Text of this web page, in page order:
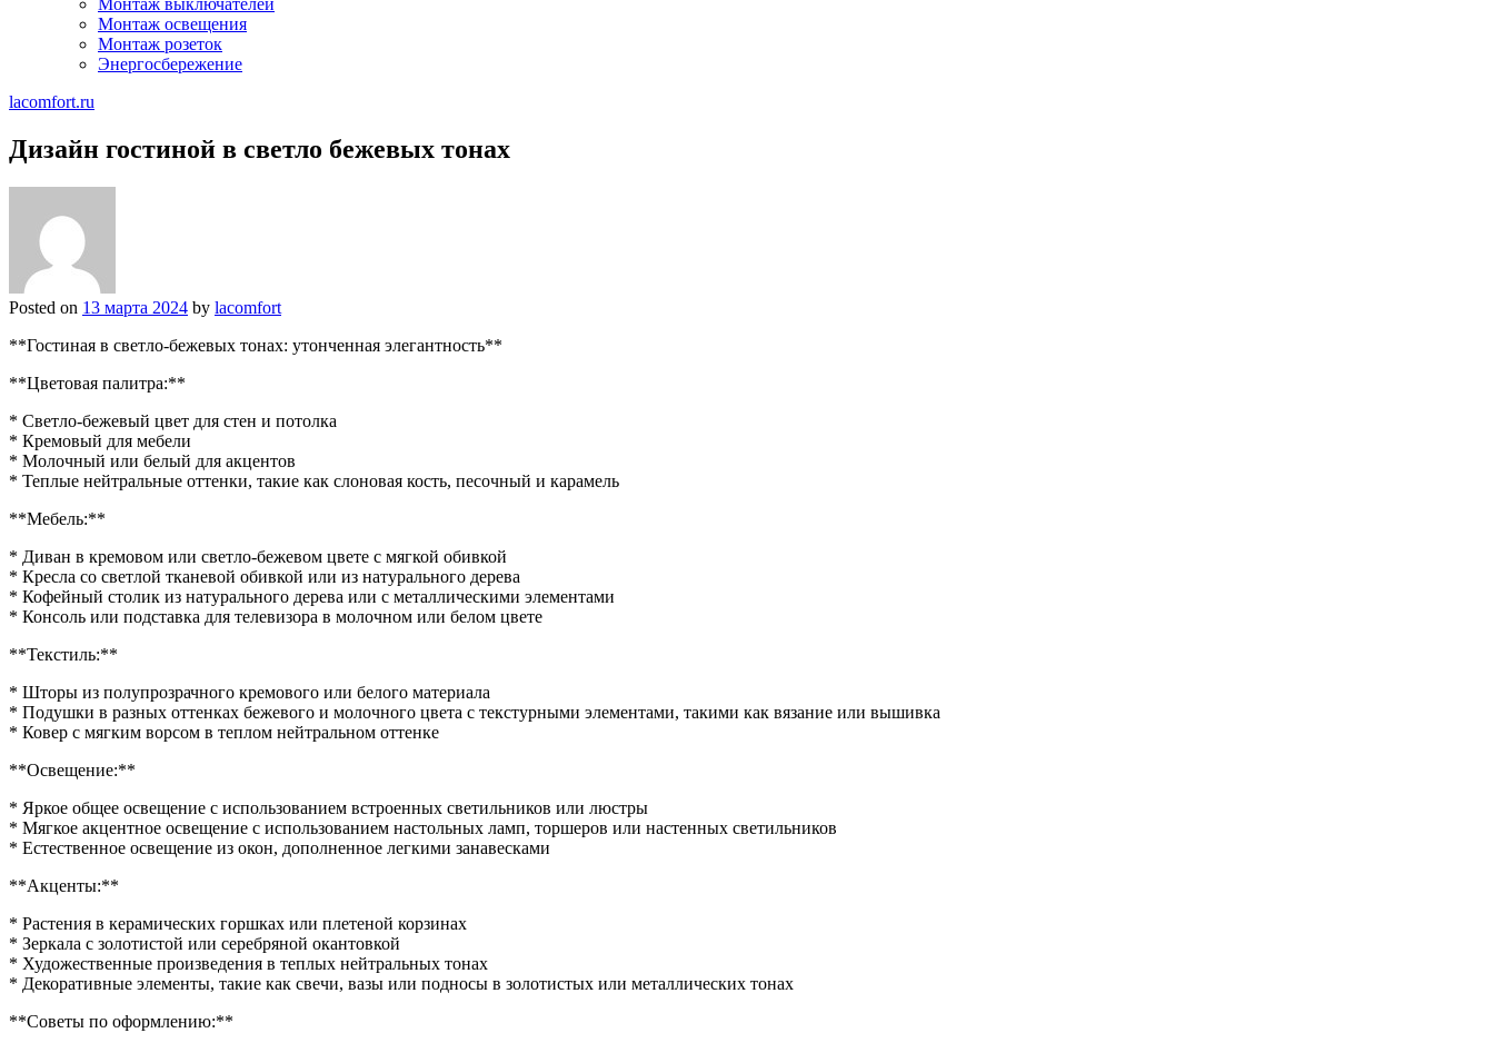
Монтаж выключателей
Монтаж освещения
Монтаж розеток
Энергосбережение
lacomfort.ru
Дизайн гостиной в светло бежевых тонах
Posted on 13 марта 2024 by lacomfort
**Гостиная в светло-бежевых тонах: утонченная элегантность**
**Цветовая палитра:**
* Светло-бежевый цвет для стен и потолка
* Кремовый для мебели
* Молочный или белый для акцентов
* Теплые нейтральные оттенки, такие как слоновая кость, песочный и карамель
**Мебель:**
* Диван в кремовом или светло-бежевом цвете с мягкой обивкой
* Кресла со светлой тканевой обивкой или из натурального дерева
* Кофейный столик из натурального дерева или с металлическими элементами
* Консоль или подставка для телевизора в молочном или белом цвете
**Текстиль:**
* Шторы из полупрозрачного кремового или белого материала
* Подушки в разных оттенках бежевого и молочного цвета с текстурными элементами, такими как вязание или вышивка
* Ковер с мягким ворсом в теплом нейтральном оттенке
**Освещение:**
* Яркое общее освещение с использованием встроенных светильников или люстры
* Мягкое акцентное освещение с использованием настольных ламп, торшеров или настенных светильников
* Естественное освещение из окон, дополненное легкими занавесками
**Акценты:**
* Растения в керамических горшках или плетеной корзинах
* Зеркала с золотистой или серебряной окантовкой
* Художественные произведения в теплых нейтральных тонах
* Декоративные элементы, такие как свечи, вазы или подносы в золотистых или металлических тонах
**Советы по оформлению:**